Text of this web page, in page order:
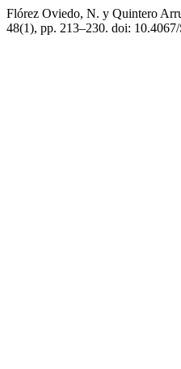
Flórez Oviedo, N. y Quintero
48(1), pp. 213–230. doi: